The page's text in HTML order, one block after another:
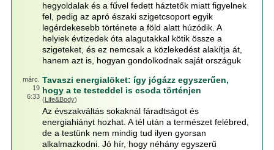
hegyoldalak és a fűvel fedett háztetők miatt figyelnek
fel, pedig az apró északi szigetcsoport egyik
legérdekesebb története a föld alatt húzódik. A
helyiek évtizedek óta alagutakkal kötik össze a
szigeteket, és ez nemcsak a közlekedést alakítja át,
hanem azt is, hogyan gondolkodnak saját országuk
márc.
19
6:33
Tavaszi energialöket: így jógázz egyszerűen,
hogy a te testeddel is csoda történjen
(Life&Body)
Az évszakváltás sokaknál fáradtságot és
energiahiányt hozhat. A tél után a természet felébred,
de a testünk nem mindig tud ilyen gyorsan
alkalmazkodni. Jó hír, hogy néhány egyszerű